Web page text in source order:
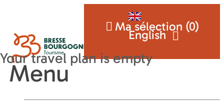
English
Ma sélection (0)
Menu